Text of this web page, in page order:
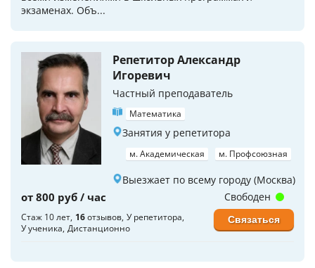
экзаменах. Объ...
Репетитор Александр
Игоревич
Частный преподаватель
Математика
Занятия у репетитора
м. Академическая м. Профсоюзная
Выезжает по всему городу (Москва)
от 800 руб / час
Стаж 10 лет 16отзывов У репетитора
У ученика Дистанционно
Свободен
Связаться